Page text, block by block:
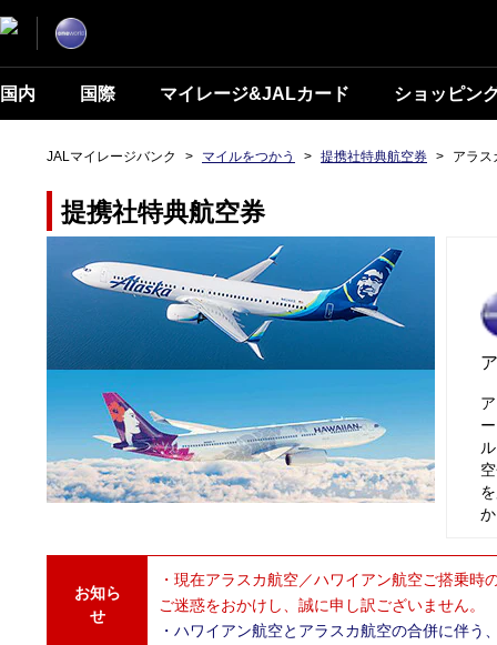
国内 国際 マイレージ&JALカード ショッピン
JALマイレージバンク > マイルをつかう > 提携社特典航空券 > アラス
提携社特典航空券
お知ら
せ
・現在アラスカ航空／ハワイアン航空ご搭乗
ご迷惑をおかけし、誠に申し訳ございません。
・ハワイアン航空とアラスカ航空の合併に伴